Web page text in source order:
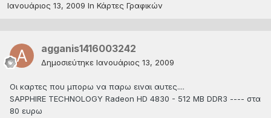
Ιανουάριος 13, 2009 In Κάρτες Γραφικών
agganis1416003242
Δημοσιεύτηκε Ιανουάριος 13, 2009
Οι καρτες που μπορω να παρω ειναι αυτες....
SAPPHIRE TECHNOLOGY Radeon HD 4830 - 512 MB DDR3 ---- στα
80 ευρω